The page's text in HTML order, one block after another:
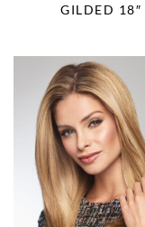
GILDED 18″